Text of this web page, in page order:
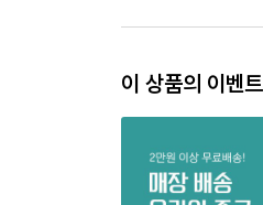
이 상품의 이벤트